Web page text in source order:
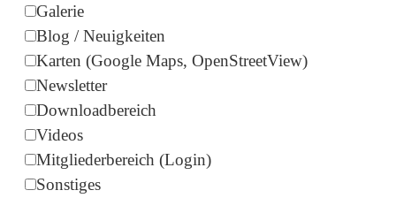
Galerie
Blog / Neuigkeiten
Karten (Google Maps, OpenStreetView)
Newsletter
Downloadbereich
Videos
Mitgliederbereich (Login)
Sonstiges